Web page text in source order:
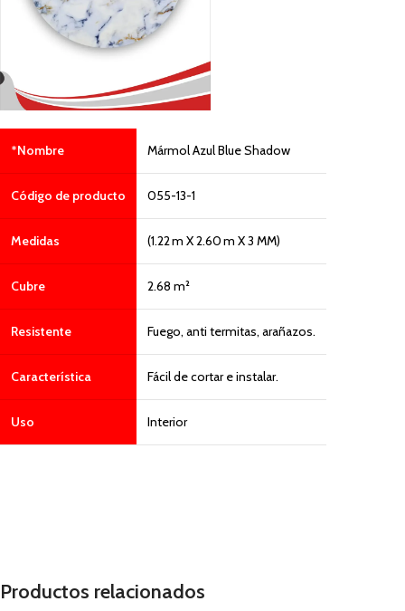
*Nombre Mármol Azul Blue Shadow
Código de producto 055-13-1
Medidas (1.22 m X 2.60 m X 3 MM)
Cubre 2.68 m²
Resistente Fuego, anti termitas, arañazos.
Característica Fácil de cortar e instalar.
Uso Interior
Productos relacionados